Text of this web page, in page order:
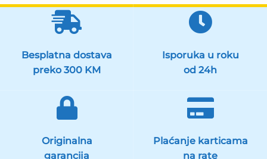
Besplatna dostava
preko 300 KM
Isporuka u roku
od 24h
Originalna
garancija
Plaćanje karticama
na rate